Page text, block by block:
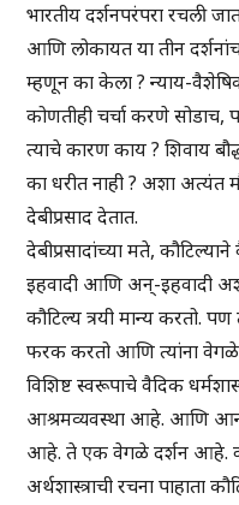
भारतीय दर्शनपरंपरा रचली
आणि लोकायत या तीन
म्हणून का केला ? न्याय-
कोणतीही चर्चा करणे सोडाच,
त्याचे कारण काय ? शिवाय
का धरीत नाही ? अशा अत्यंत
देबीप्रसाद देतात.
देबीप्रसादांच्या मते,
इहवादी आणि अन्-इहवादी
कौटिल्य त्रयी मान्य करतो. पण
फरक करतो आणि त्यांना वेगळे
विशिष्ट स्वरूपाचे वैदिक
आश्रमव्यवस्था आहे. आणि
आहे. ते एक वेगळे दर्शन आहे.
अर्थशास्त्राची रचना पाहाता